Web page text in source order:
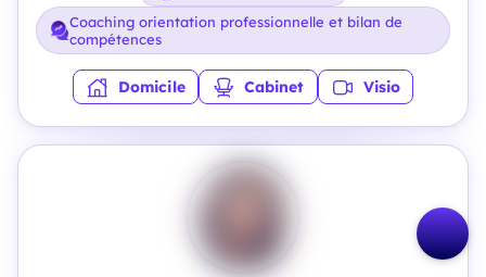
Coaching orientation professionnelle et bilan de
compétences
Domicile Cabinet Visio